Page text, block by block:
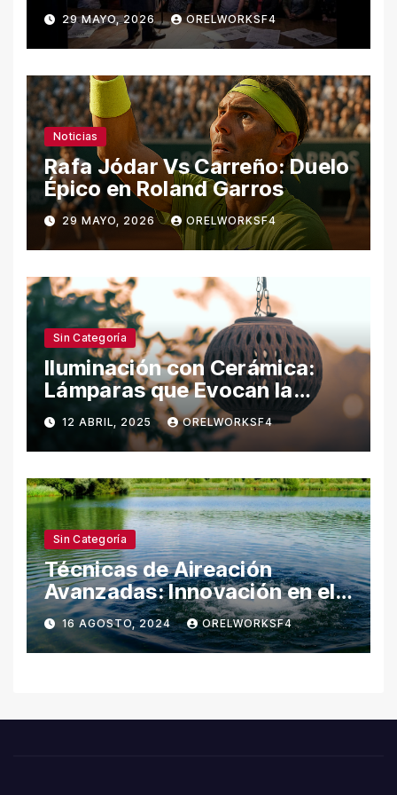
29 MAYO, 2026 ORELWORKSF4
Noticias
Rafa Jódar Vs Carreño: Duelo
Épico en Roland Garros
29 MAYO, 2026 ORELWORKSF4
Sin Categoría
Iluminación con Cerámica:
Lámparas que Evocan la
Naturaleza
12 ABRIL, 2025 ORELWORKSF4
Sin Categoría
Técnicas de Aireación
Avanzadas: Innovación en el
Cuidado del Agua
16 AGOSTO, 2024 ORELWORKSF4